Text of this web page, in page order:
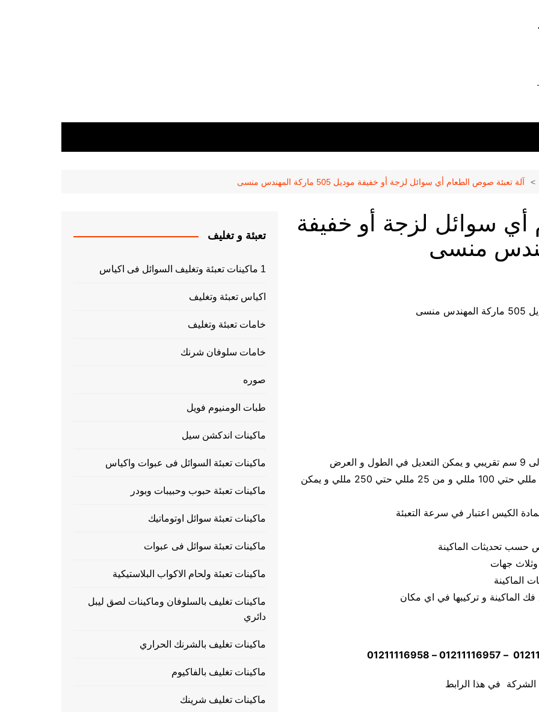
–
–
آلة تعبئة صوص الطعام أي سوائل لزجة أو خفيفة موديل 505 ماركة المهندس منسى
أي سوائل لزجة أو خفيفة
كمية المواد المعبئةمن 2 مللي حتي 25 مللي و من 5 مللي حتي 100 مللي و من 25 مللي حتي 250 مللي و يمكن
جهات
الشركة في هذا الرابط
تعبئة و تغليف
1 ماكينات تعبئة وتغليف السوائل فى اكياس
اكياس تعبئة وتغليف
خامات تعبئة وتغليف
خامات سلوفان شرنك
صوره
طبات الومنيوم فويل
ماكينات اندكشن سيل
ماكينات تعبئة السوائل فى عبوات واكياس
ماكينات تعبئة حبوب وحبيبات وبودر
ماكينات تعبئة سوائل اوتوماتيك
ماكينات تعبئة سوائل فى عبوات
ماكينات تعبئة ولحام الاكواب البلاستيكية
ماكينات تغليف بالسلوفان وماكينات لصق ليبل
دائري
ماكينات تغليف بالشرنك الحراري
ماكينات تغليف بالفاكيوم
ماكينات تغليف شرينك